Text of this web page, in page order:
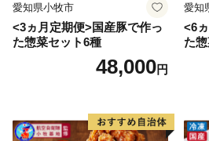
愛知県小牧市
<3ヵ月定期便>国産豚で作っ
た惣菜セット6種
48,000円
愛知
<6
た